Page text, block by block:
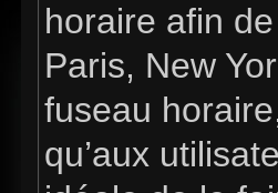
horaire afin
Paris, New
fuseau
qu’aux